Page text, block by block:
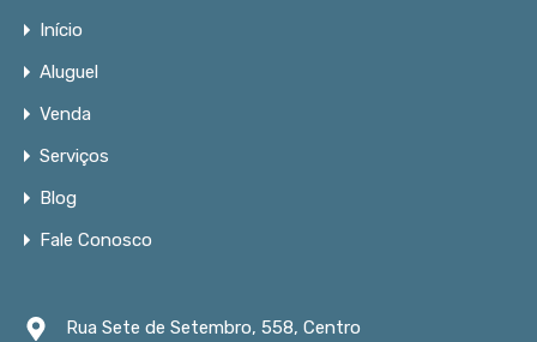
Início
Aluguel
Venda
Serviços
Blog
Fale Conosco
Rua Sete de Setembro, 558, Centro